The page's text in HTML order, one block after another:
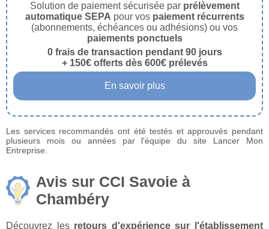
Solution de paiement sécurisée par prélèvement
automatique SEPA pour vos paiement récurrents
(abonnements, échéances ou adhésions) ou vos
paiements ponctuels
0 frais de transaction pendant 90 jours
+ 150€ offerts dès 600€ prélevés
En savoir plus
Les services recommandés ont été testés et approuvés pendant
plusieurs mois ou années par l'équipe du site Lancer Mon
Entreprise.
Avis sur CCI Savoie à
Chambéry
Découvrez les retours d'expérience sur l'établissement